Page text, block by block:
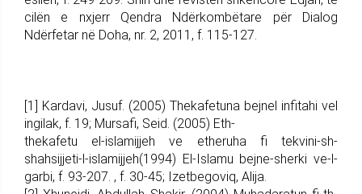
cilën e nxjerr Qendra Ndërkombëtare për Dialog
Ndërfetar në Doha, nr. 2, 2011, f. 115-127.
[1] Kardavi, Jusuf. (2005) Thekafetuna bejnel infitahi vel
ingilak, f. 19; Mursafi, Seid. (2005) Eth-
thekafetu el-islamijjeh ve etheruha fi tekvini-sh-
shahsijjeti-l-islamijjeh(1994) El-Islamu bejne-sherki ve-l-
garbi, f. 93-207. , f. 30-45; Izetbegoviq, Alija.